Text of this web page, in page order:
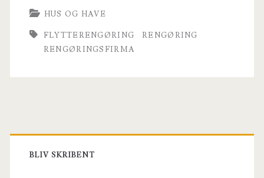
–
spar
HUS OG HAVE
FLYTTERENGØRING
RENGØRING
RENGØRINGSFIRMA
Primary
Sidebar
BLIV SKRIBENT